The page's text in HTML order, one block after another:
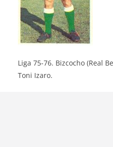
Liga 75-76. Bizcocho (Real
Toni Izaro.